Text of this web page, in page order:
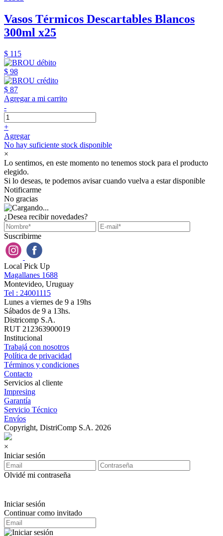
Vasos Térmicos Descartables Blancos
300ml x25
$ 115
$ 98
$ 87
Agregar a mi carrito
-
+
Agregar
No hay suficiente stock disponible
×
Lo sentimos, en este momento no tenemos stock para el producto
elegido.
Si lo deseas, te podemos avisar cuando vuelva a estar disponible
Notificarme
No gracias
¿Desea recibir novedades?
Suscribirme
Local Pick Up
Magallanes 1688
Montevideo, Uruguay
Tel : 24001115
Lunes a viernes de 9 a 19hs
Sábados de 9 a 13hs.
Districomp S.A.
RUT 212363900019
Institucional
Trabajá con nosotros
Política de privacidad
Términos y condiciones
Contacto
Servicios al cliente
Impresing
Garantía
Servicio Técnico
Envíos
Copyright, DistriComp S.A. 2026
×
Iniciar sesión
Olvidé mi contraseña
Iniciar sesión
Continuar como invitado